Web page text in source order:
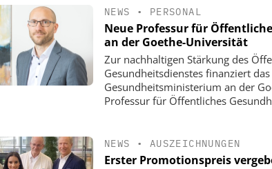
NEWS • PERSONAL
Neue Professur für
an der Goethe-Universität
Zur nachhaltigen Stärkung des
Gesundheitsdienstes finanziert das
Gesundheitsministerium an der
Professur für Öffentliches
NEWS • AUSZEICHNUNGEN
Erster Promotionspreis
EASY SOFTWARE AG
Digitalisierung im
Personalmanagement: Von digitaler
Ordnung zur KI-fähigen Steuerung
Ordnung